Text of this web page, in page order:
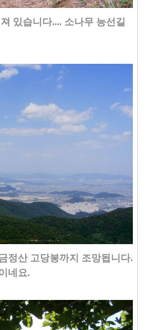
있습니다.... 소나무 능선길
정산 고당봉까지 조망됩니다.
네요.